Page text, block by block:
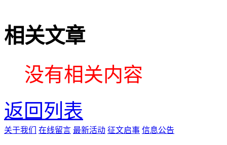
相关文章
没有相关内容
返回列表
关于我们 在线留言 最新活动 征文启事 信息公告